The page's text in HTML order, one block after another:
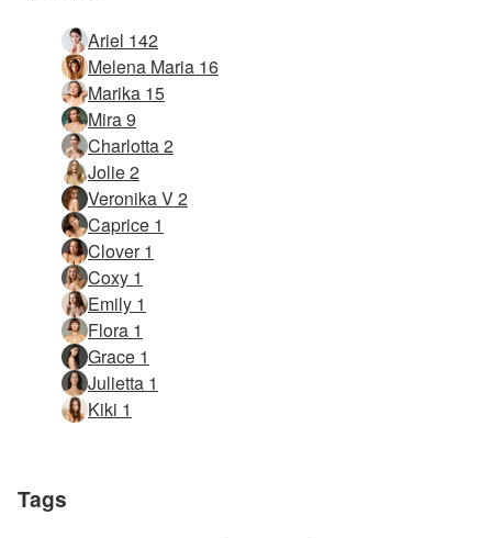
Ariel 142
Melena Maria 16
Marika 15
Mira 9
Charlotta 2
Jolie 2
Veronika V 2
Caprice 1
Clover 1
Coxy 1
Emily 1
Flora 1
Grace 1
Julietta 1
Kiki 1
Tags